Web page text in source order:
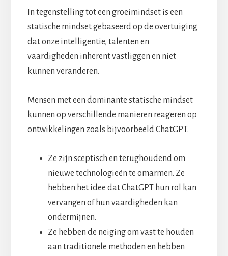
In tegenstelling tot een groeimindset is een
statische mindset gebaseerd op de overtuiging
dat onze intelligentie, talenten en
vaardigheden inherent vastliggen en niet
kunnen veranderen.
Mensen met een dominante statische mindset
kunnen op verschillende manieren reageren op
ontwikkelingen zoals bijvoorbeeld ChatGPT.
Ze zijn sceptisch en terughoudend om
nieuwe technologieën te omarmen. Ze
hebben het idee dat ChatGPT hun rol kan
vervangen of hun vaardigheden kan
ondermijnen.
Ze hebben de neiging om vast te houden
aan traditionele methoden en hebben